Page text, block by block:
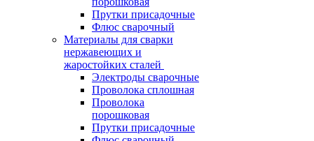
Прутки присадочные
Флюс сварочный
Материалы для сварки
нержавеющих и
жаростойких сталей
Электроды сварочные
Проволока сплошная
Проволока
порошковая
Прутки присадочные